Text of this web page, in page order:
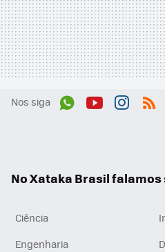
Nos siga
No Xataka Brasil falamos
Ciência
Engenharia